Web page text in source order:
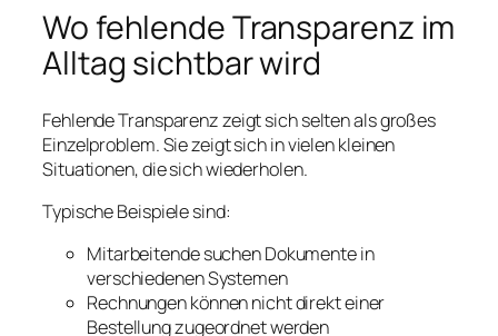
Wo fehlende Transparenz im
Alltag sichtbar wird
Fehlende Transparenz zeigt sich selten als großes
Einzelproblem. Sie zeigt sich in vielen kleinen
Situationen, die sich wiederholen.
Typische Beispiele sind:
Mitarbeitende suchen Dokumente in
verschiedenen Systemen
Rechnungen können nicht direkt einer
Bestellung zugeordnet werden